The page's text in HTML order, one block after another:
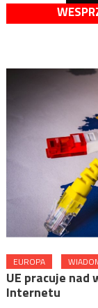
EUROPA
UE pracuje
Internetu